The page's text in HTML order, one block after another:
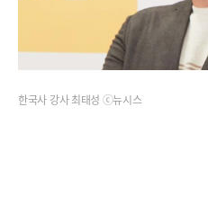
한국사 강사 최태성 ⓒ뉴시스